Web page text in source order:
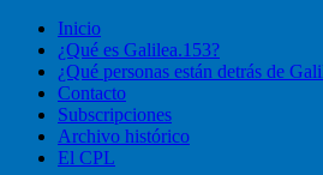
Inicio
¿Qué es Galilea.153?
¿Qué personas están detrás de
Contacto
Subscripciones
Archivo histórico
El CPL